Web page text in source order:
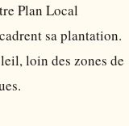
Plan Local
sa plantation.
loin des zones de